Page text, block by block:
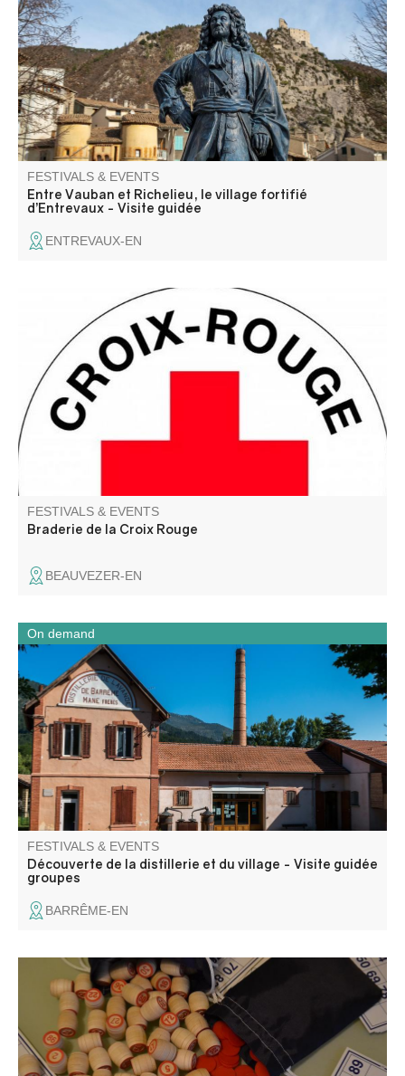
medieval fortified town.
FESTIVALS & EVENTS
Entre Vauban et Richelieu, le village fortifié
d’Entrevaux - Visite guidée
ENTREVAUX-EN
Venez chiner dans un joli village tout en faisant une bonne
action !
FESTIVALS & EVENTS
Braderie de la Croix Rouge
BEAUVEZER-EN
A full day combining industrial heritage, cultural mediation
and local discovery.
FESTIVALS & EVENTS
Découverte de la distillerie et du village - Visite guidée
groupes
On demand
BARRÊME-EN
Organized by Villars Animations . Refreshments and
snacks on site. Come and try your luck and have a great
time.